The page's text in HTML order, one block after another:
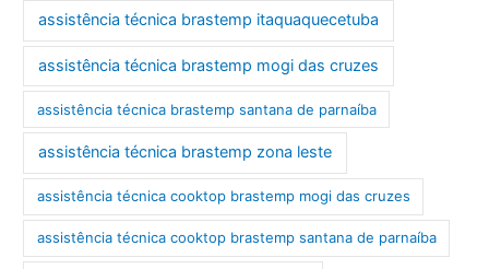
assistência técnica brastemp itaquaquecetuba
assistência técnica brastemp mogi das cruzes
assistência técnica brastemp santana de parnaíba
assistência técnica brastemp zona leste
assistência técnica cooktop brastemp mogi das cruzes
assistência técnica cooktop brastemp santana de parnaíba